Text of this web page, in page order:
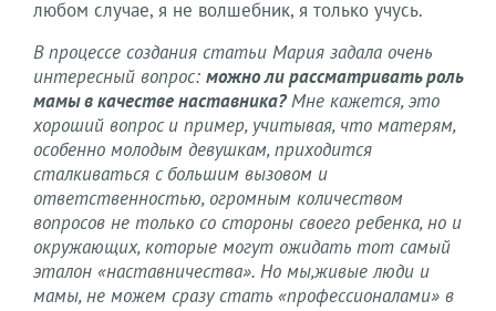
любом случае, я не волшебник, я только учусь.
В процессе создания статьи Мария задала очень
интересный вопрос: можно ли рассматривать роль
мамы в качестве наставника?Мне кажется, это
хороший вопрос и пример, учитывая, что матерям,
особенно молодым девушкам, приходится
сталкиваться с большим вызовом и
ответственностью, огромным количеством
вопросов не только со стороны своего ребенка, но и
окружающих, которые могут ожидать тот самый
эталон «наставничества». Но мы,живые люди и
мамы, не можем сразу стать «профессионалами» в